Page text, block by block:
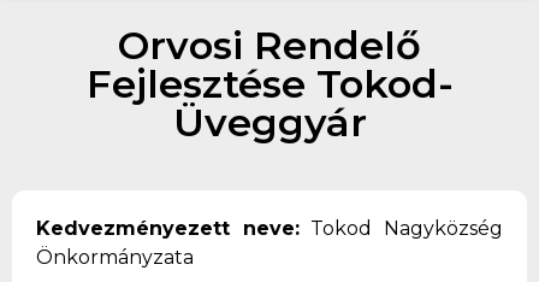
Orvosi Rendelő
Fejlesztése Tokod-
Üveggyár
Kedvezményezett neve:Tokod Nagyközség
Önkormányzata